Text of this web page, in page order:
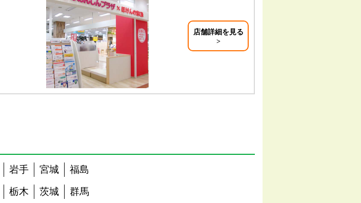
店舗詳細を見る
岩手 宮城 福島
栃木 茨城 群馬